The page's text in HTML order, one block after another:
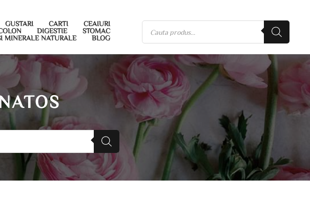
GUSTARI CARTI
CEAIURI
DIGESTIE
STOMAC
MINERALE NATURALE BLOG